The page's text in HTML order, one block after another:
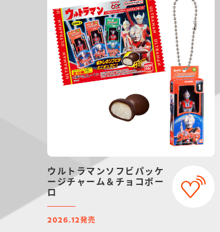
ウルトラマンソフビパッケ
ージチャーム＆チョコボー
ロ
2026.12発売